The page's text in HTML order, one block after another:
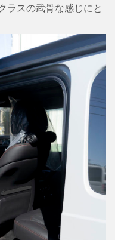
ラスの武骨な感じにと